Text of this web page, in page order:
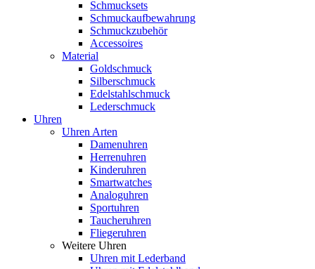
Schmucksets
Schmuckaufbewahrung
Schmuckzubehör
Accessoires
Material
Goldschmuck
Silberschmuck
Edelstahlschmuck
Lederschmuck
Uhren
Uhren Arten
Damenuhren
Herrenuhren
Kinderuhren
Smartwatches
Analoguhren
Sportuhren
Taucheruhren
Fliegeruhren
Weitere Uhren
Uhren mit Lederband